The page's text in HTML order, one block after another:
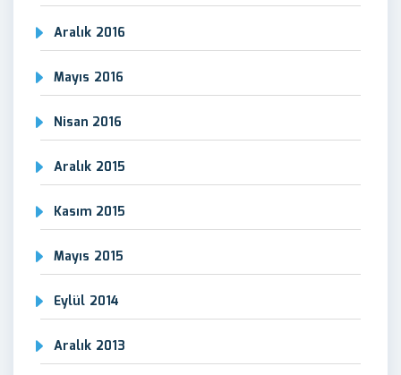
Aralık 2016
Mayıs 2016
Nisan 2016
Aralık 2015
Kasım 2015
Mayıs 2015
Eylül 2014
Aralık 2013